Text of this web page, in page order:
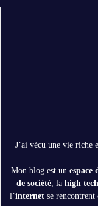
J’ai vécu une vie riche
Mon blog est un espace
de société, la high tech
l’internet se rencontrent